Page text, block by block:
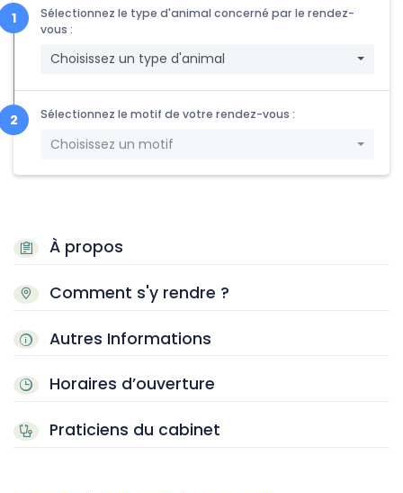
À propos
Comment s'y rendre ?
Autres Informations
Horaires d’ouverture
Praticiens du cabinet
Sélectionnez le type d'animal concerné par le rendez-
vous :
Choisissez un type d'animal
Sélectionnez le motif de votre rendez-vous :
Choisissez un motif